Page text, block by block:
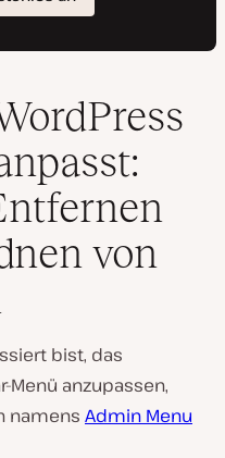
von
bist, das
Menü anzupassen,
namens Admin Menu